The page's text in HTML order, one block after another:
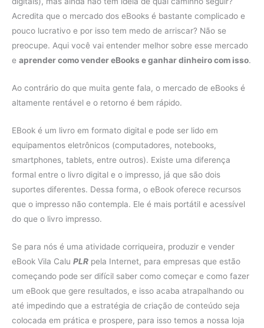
Acredita que o mercado dos eBooks é bastante complicado e
pouco lucrativo e por isso tem medo de arriscar? Não se
preocupe. Aqui você vai entender melhor sobre esse mercado
e aprender como vender eBooks e ganhar dinheiro com isso.
Ao contrário do que muita gente fala, o mercado de eBooks é
altamente rentável e o retorno é bem rápido.
EBook é um livro em formato digital e pode ser lido em
equipamentos eletrônicos (computadores, notebooks,
smartphones, tablets, entre outros). Existe uma diferença
formal entre o livro digital e o impresso, já que são dois
suportes diferentes. Dessa forma, o eBook oferece recursos
que o impresso não contempla. Ele é mais portátil e acessível
do que o livro impresso.
Se para nós é uma atividade corriqueira, produzir e vender
eBook Vila Calu PLR pela Internet, para empresas que estão
começando pode ser difícil saber como começar e como fazer
um eBook que gere resultados, e isso acaba atrapalhando ou
até impedindo que a estratégia de criação de conteúdo seja
colocada em prática e prospere, para isso temos a nossa loja